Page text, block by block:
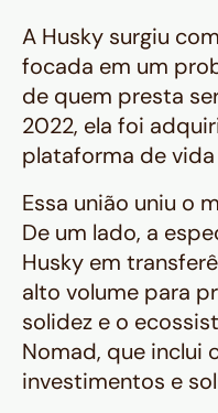
A Husky surgiu
focada em um
de quem presta
2022, ela foi
plataforma de
Essa união uniu o
De um lado, a
Husky em
alto volume para
solidez e o
Nomad, que inclui
investimentos e